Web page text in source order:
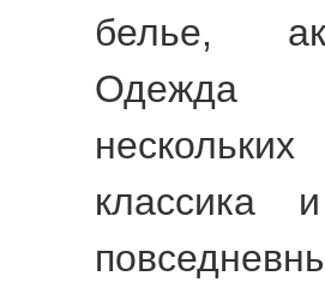
белье,
Одежда
классика